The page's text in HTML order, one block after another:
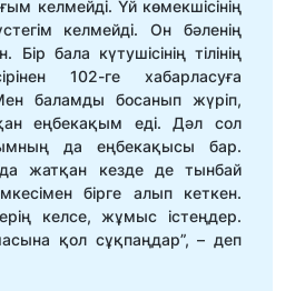
келмейді. Үй көмекшісінің
келмейді. Он бәленің
Бір бала күтушісінің тілінің
102-ге хабарласуға
баламды босанып жүріп,
еңбекақым еді. Дәл сол
да еңбекақысы бар.
жатқан кезде де тынбай
бірге алып кеткен.
келсе, жұмыс істеңдер.
қол сұқпаңдар”, – деп